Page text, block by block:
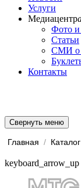
Услуги
Медиацентр
Фото и
Статьи
СМИ о
Контакты
Свернуть меню
Главная / Каталог
keyboard_arrow_up